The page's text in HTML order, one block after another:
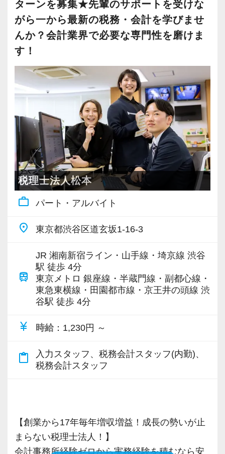
施。
社内のロープレでお客様対応の練習ができるの
で、より堅実にステップアップすることができ
ます。
まずは簡単な入力業務から少しずつ仕事に慣れ
てもらい、できることを増やしながら徐々に担
当をお任せしていきます。
私たちが未経験者に求めるのは、謙虚さと素直
さです。
常に学ぶ姿勢を忘れず、謙虚に仕事に取り組ん
でくださる方を求めます。
わからないことがあれば、誰でも最初は初心者
なので、遠慮なく何でも聞いてください。
【こんな方を求めています】
・積極性と向上心を持ち合わせている人
・わからないことはわからないと素直に言える
・はじめてのことでも前向きに取り組める人
【ITシステム完備で効率よく業務をこなせま
す】
入力もAI-OCRを使用して、業務効率化とペーパ
ーレス化を進めています。kintoneや
LINEWORKS、クラウドサインなどを活用して
関西の事業者には「大きいことやったるで！」
と勢いのある方が多いためか、大阪オフィスの
お客様は新規の比率が非常に高いのが特徴的で
す。
お客様の勢いに圧倒されないよう、スタッフも
熱意と情熱を持ちながら寄り添う姿勢を大切に
お客様と一緒に成長していく楽しさを実感しな
がらやりがいを持って働ける環境です。
20代が筆頭となってお客様を支えており、業界
未経験からスタートしているスタッフも多いで
す。
お互いを支え合いながら成長してきているた
め、スタッフ同士の団結力は強く、誰かに何か
っています。
OJTや研修など一人ひとりの実力に合わせた指
導を行っているので安心してください。
せっかく持っている能力も、継続した努力がな
実直に自己を高めていこうとすることができる
【ご紹介が多い安定企業でお客様から一番に信
お客様から「こうしたい」という理想をいただ
も、スピーディーなキャリアアップが可能で
す！
充実した実務重視のOJTで、安心して職務経験
と知識をゼロから身に付けられます！
税務・会計の経験と知識を磨きながらステップ
アップを目指しませんか？
【対象業種100種以上！節税・融資・税務調査に
強い税理士法人です】
創業以来17年連続増収増益、顧問先数2500以
上、全国6拠点で安定的に成長中です。
お客様に事務所までご来社いただく来所型サー
ビスで、中小企業の経営を幅広くサポートして
新規顧問契約のお客様が毎年400件以上増加！
各オフィスに国税OB税理士が在籍しているの
で、税務調査にも精通しています。
税理士という仕事は不況に強い仕事で、融資対
応、給付金のサポート、補助金のサポートなど
お手伝いできる業務は数多く存在しています。
そのため、全拠点でスタッフの増員に力を入れ
また、職場環境の改善に積極的に取り組む企業
に対して認証される「社労士診断認証制度」を
取得しました。
ターンを募集★先輩のサポートを受けな
がら一から最新の税務・会計を学びませ
んか？会計業界で必要な専門性を磨けま
す！
税理士法人松本
work_outline パート・アルバイト
place 東京都渋谷区道玄坂1-16-3
train
JR 湘南新宿ライン・山手線・埼京線 渋谷
駅 徒歩 4分
東京メトロ 銀座線・半蔵門線・副都心線・
東急東横線・田園都市線・京王井の頭線 渋
谷駅 徒歩 4分
currency_yen 時給 ：1,230円 ～
content_paste
入力スタッフ、税務会計スタッフ(内勤)、
税務会計スタッフ
【創業から17年毎年増収増益！成長の勢いが止
まらない税理士法人！】
会計事務所経験ゼロから実務経験を積むなら安